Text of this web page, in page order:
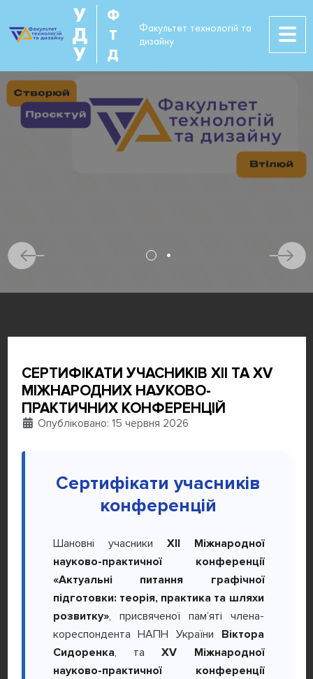
У
Д
У
Ф
Т
Д
Факультет технологій та
дизайну
СЕРТИФІКАТИ УЧАСНИКІВ XII ТА XV
МІЖНАРОДНИХ НАУКОВО-
ПРАКТИЧНИХ КОНФЕРЕНЦІЙ
Деталі
Опубліковано: 15 червня 2026
Сертифікати учасників
конференцій
Шановні учасники XII Міжнародної
науково-практичної конференції
«Актуальні питання графічної
підготовки: теорія, практика та шляхи
розвитку», присвяченої пам’яті члена-
кореспондента НАПН України Віктора
Сидоренка, таXV Міжнародної
науково-практичної конференції